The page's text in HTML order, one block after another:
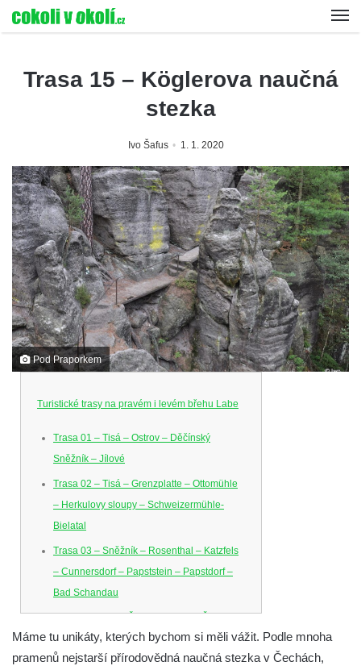
Trasa 15 – Köglerova naučná
stezka
Ivo Šafus 1. 1. 2020
Pod Praporkem
Turistické trasy na pravém i levém břehu Labe
Trasa 01 – Tisá – Ostrov – Děčínský
Sněžník – Jílové
Trasa 02 – Tisá – Grenzplatte – Ottomühle
– Herkulovy sloupy – Schweizermühle-
Bielatal
Trasa 03 – Sněžník – Rosenthal – Katzfels
– Cunnersdorf – Papststein – Papstdorf –
Bad Schandau
Brána – Dolní Žleb
Trasa 05 – Hřensko – Schöna – Zirkelstein
Máme tu unikáty, kterých bychom si měli vážit. Podle mnoha
pramenů nejstarší přírodovědná naučná stezka v Čechách,